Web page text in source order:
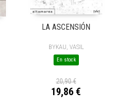
LA ASCENSIÓN
BYKAU, VASIL
En stock
20,90 €
19,86 €